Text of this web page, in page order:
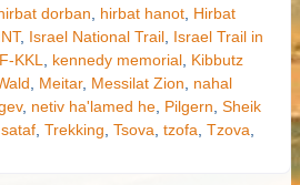
dorban hirbat hanot, Hirbat
, Israel National Trail, Israel Trail in
KKL kennedy memorial, Kibbutz
Meitar, Messilat Zion
nahal
, netiv ha'lamed he, Pilgern Sheik
, Trekking Tsova tzofa Tzova